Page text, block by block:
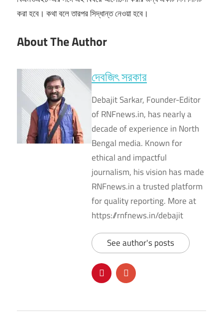
করা হবে। কথা বলে তারপর সিদ্ধান্ত নেওয়া হবে।
About The Author
দেবজিৎ সরকার
Debajit Sarkar, Founder-Editor
of RNFnews.in, has nearly a
decade of experience in North
Bengal media. Known for
ethical and impactful
journalism, his vision has made
RNFnews.in a trusted platform
for quality reporting. More at
https://rnfnews.in/debajit
See author's posts